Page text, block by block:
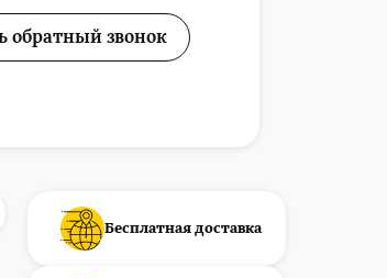
обратный звонок
Бесплатная доставка